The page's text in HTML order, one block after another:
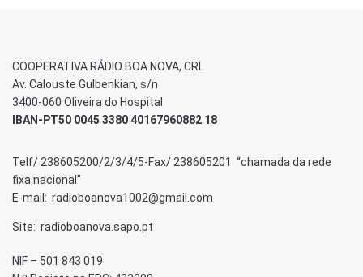
COOPERATIVA RÁDIO BOA NOVA, CRL
Av. Calouste Gulbenkian, s/n
3400-060 Oliveira do Hospital
IBAN-PT50 0045 3380 40167960882 18
Telf/ 238605200/2/3/4/5-Fax/ 238605201 “chamada da rede
fixa nacional”
E-mail: radioboanova1002@gmail.com
Site: radioboanova.sapo.pt
NIF – 501 843 019